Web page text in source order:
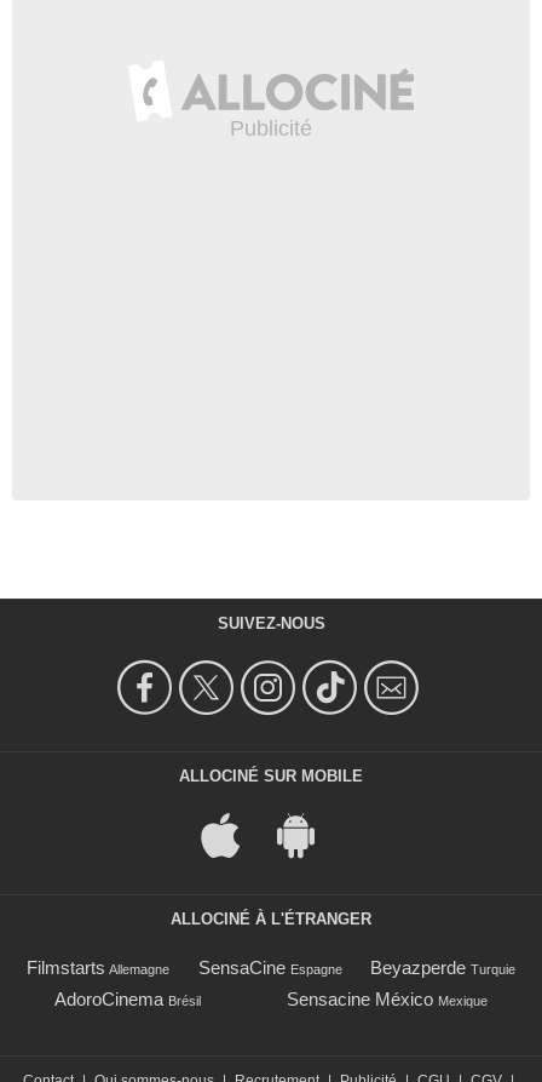
SUIVEZ-NOUS
ALLOCINÉ SUR MOBILE
ALLOCINÉ À L'ÉTRANGER
Filmstarts Allemagne SensaCine Espagne Beyazperde Turquie
AdoroCinema Brésil Sensacine México Mexique